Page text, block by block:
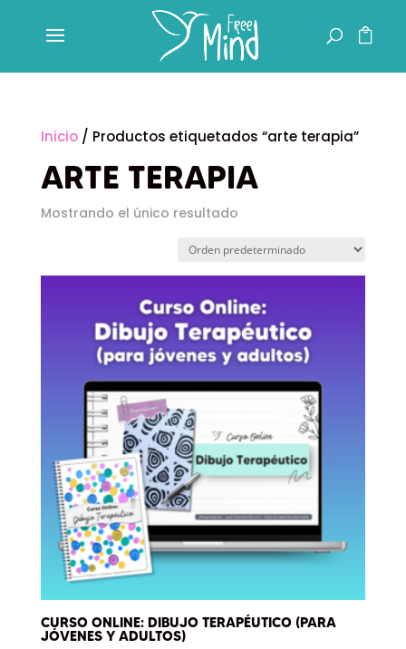
Inicio/ Productos etiquetados “arte terapia”
ARTE TERAPIA
Mostrando el único resultado
CURSO ONLINE: DIBUJO TERAPÉUTICO (PARA
JÓVENES Y ADULTOS)